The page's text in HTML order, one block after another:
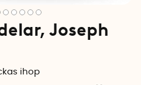
Joseph
ihop